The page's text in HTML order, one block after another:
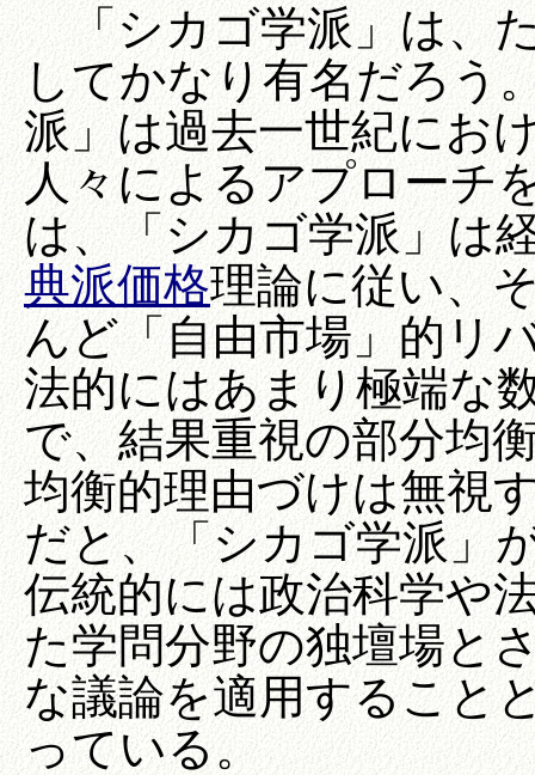
「シカゴ学派」は、
してかなり有名だろう
派」は過去一世紀にお
人々によるアプローチ
は、「シカゴ学派」は
典派価格理論に従い、
んど「自由市場」的リ
法的にはあまり極端な
で、結果重視の部分均
均衡的理由づけは無視
だと、「シカゴ学派」
伝統的には政治科学や
た学問分野の独壇場と
な議論を適用すること
っている。